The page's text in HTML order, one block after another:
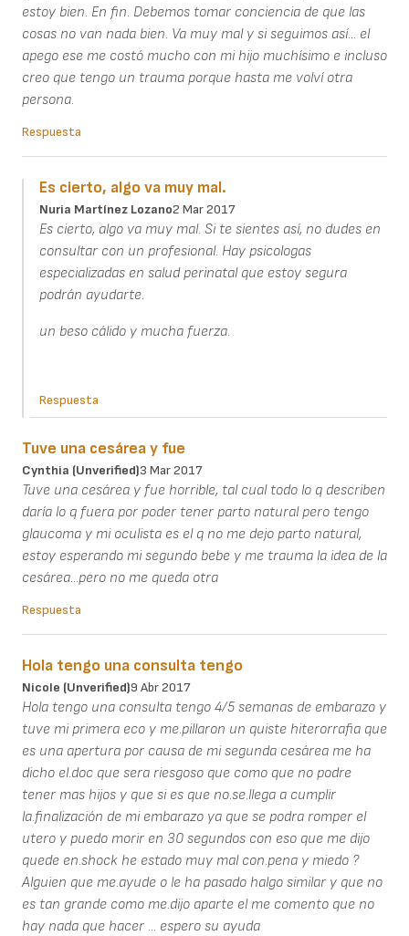
estoy bien. En fin. Debemos tomar conciencia de que las
cosas no van nada bien. Va muy mal y si seguimos así... el
apego ese me costó mucho con mi hijo muchísimo e incluso
creo que tengo un trauma porque hasta me volví otra
persona.
Respuesta
Es cierto, algo va muy mal.
Nuria Martínez Lozano2 Mar 2017
Es cierto, algo va muy mal. Si te sientes así, no dudes en
consultar con un profesional. Hay psicologas
especializadas en salud perinatal que estoy segura
podrán ayudarte.
un beso cálido y mucha fuerza.
Respuesta
Tuve una cesárea y fue
Cynthia (unverified)3 Mar 2017
Tuve una cesárea y fue horrible, tal cual todo lo q describen
daría lo q fuera por poder tener parto natural pero tengo
glaucoma y mi oculista es el q no me dejo parto natural,
estoy esperando mi segundo bebe y me trauma la idea de la
cesárea...pero no me queda otra
Respuesta
Hola tengo una consulta tengo
Nicole (unverified)9 Abr 2017
Hola tengo una consulta tengo 4/5 semanas de embarazo y
tuve mi primera eco y me.pillaron un quiste hiterorrafia que
es una apertura por causa de mi segunda cesárea me ha
dicho el.doc que sera riesgoso que como que no podre
tener mas hijos y que si es que no.se.llega a cumplir
la.finalización de mi embarazo ya que se podra romper el
utero y puedo morir en 30 segundos con eso que me dijo
quede en.shock he estado muy mal con.pena y miedo ?
Alguien que me.ayude o le ha pasado halgo similar y que no
es tan grande como me.dijo aparte el me comento que no
hay nada que hacer ... espero su ayuda